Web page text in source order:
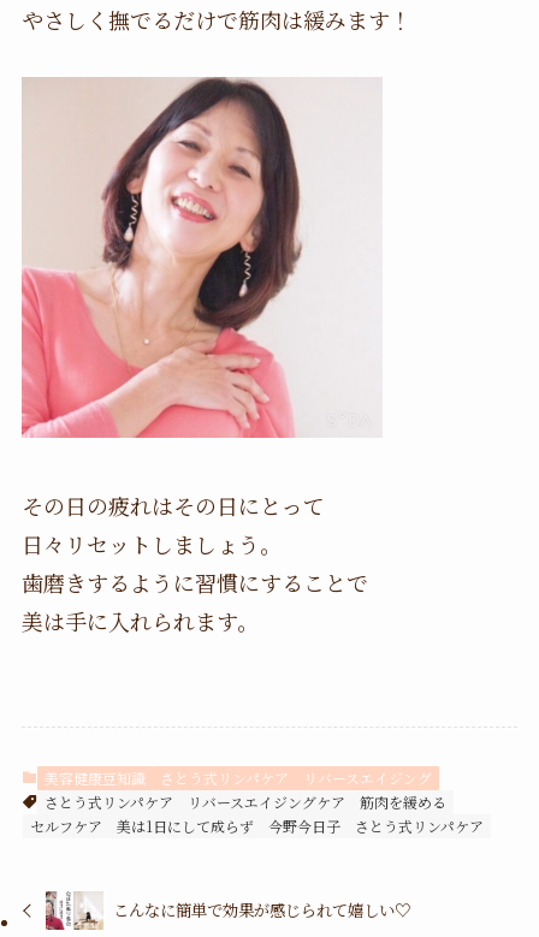
やさしく撫でるだけで筋肉は緩みます！
その日の疲れはその日にとって
日々リセットしましょう。
歯磨きするように習慣にすることで
美は手に入れられます。
美容健康豆知識 さとう式リンパケア
リバースエイジング
さとう式リンパケア
リバースエイジングケア
筋肉を緩める
セルフケア
美は1日にして成らず 今野今日子 さとう式リンパケア
こんなに簡単で効果が感じられて嬉しい♡